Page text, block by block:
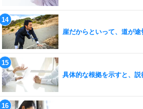
崖だからといって、道が途
具体的な根拠を示すと、説